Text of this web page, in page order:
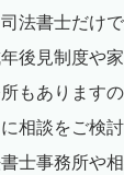
法書士だけ
後見制度や
もあります
相談をご検
士事務所や